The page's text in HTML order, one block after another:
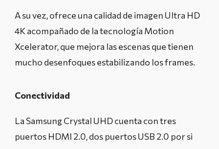
A su vez, ofrece una calidad de imagen Ultra HD
4K acompañado de la tecnología Motion
Xcelerator, que mejora las escenas que tienen
mucho desenfoques estabilizando los frames.
Conectividad
La Samsung Crystal UHD cuenta con tres
puertos HDMI 2.0, dos puertos USB 2.0 por si